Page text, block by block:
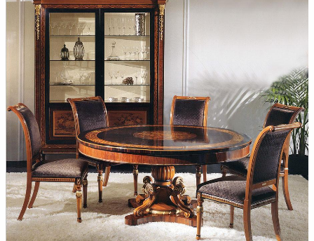
Композиция для столовой комнаты. В композицию
входят: обеденный стол, комод, витрина, стул.
Фабрика
CEPPI
Коллекция
LUXURY